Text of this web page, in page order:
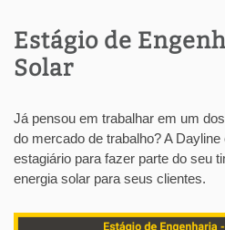
Estágio de
Solar
Já pensou em trabalhar em um
do mercado de trabalho? A
estagiário para fazer parte do seu
energia solar para seus clientes.